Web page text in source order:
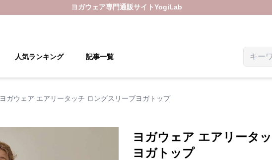
ヨガウェア専門通販サイトYogiLab
人気ランキング 記事一覧
ヨガウェア エアリータッチ ロングスリーブヨガトップ
ヨガウェア エアリータ
ヨガトップ